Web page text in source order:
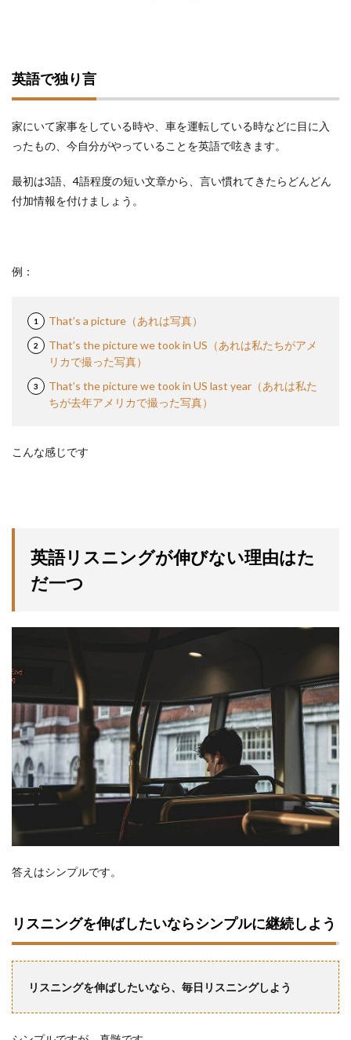
英語で独り言
家にいて家事をしている時や、車を運転している時などに目に入
ったもの、今自分がやっていることを英語で呟きます。
最初は3語、4語程度の短い文章から、言い慣れてきたらどんどん
付加情報を付けましょう。
例：
That’s a picture（あれは写真）
That’s the picture we took in US（あれは私たちがアメ
リカで撮った写真）
That’s the picture we took in US last year（あれは私た
ちが去年アメリカで撮った写真）
こんな感じです
英語リスニングが伸びない理由はた
だ一つ
答えはシンプルです。
リスニングを伸ばしたいならシンプルに継続しよう
リスニングを伸ばしたいなら、毎日リスニングしよう